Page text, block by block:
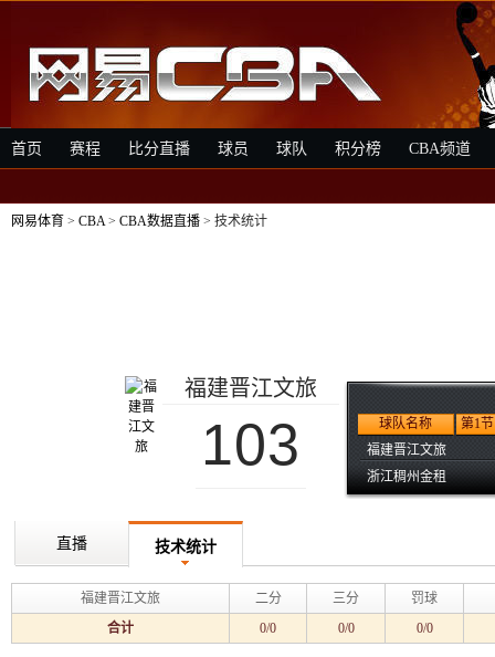
首页 赛程 比分直播 球员 球队 积分榜 CBA频道
网易体育 > CBA> CBA数据直播 > 技术统计
福建晋江文旅
103 球队名称
第1节
福建晋江文旅
浙江稠州金租
直播 技术统计
福建晋江文旅 二分 三分
罚球
合计
0/0 0/0 0/0